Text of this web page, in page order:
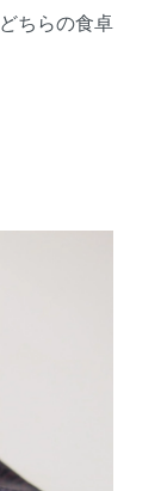
ちらの食卓